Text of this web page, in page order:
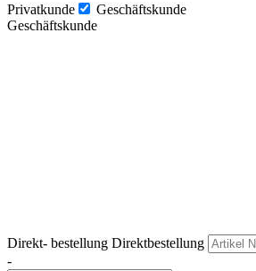
Privatkunde
Geschäftskunde
Geschäftskunde
Direkt- bestellung Direktbestellung
-